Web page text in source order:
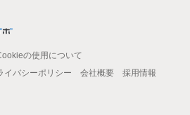
の使用について
イバシーポリシー 会社概要
採用情報